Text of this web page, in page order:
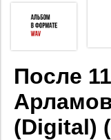
После
(Digital)